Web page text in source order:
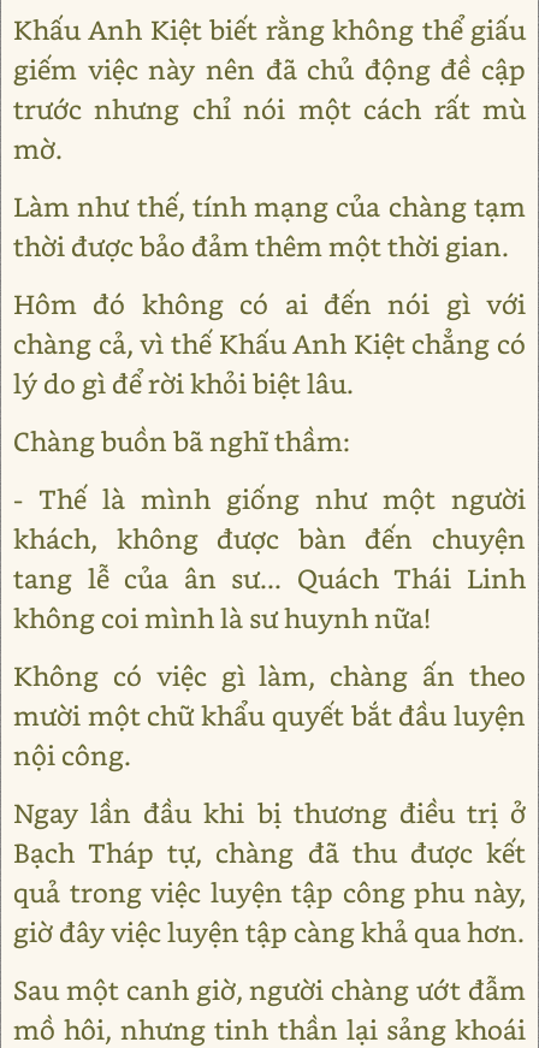
Khấu Anh Kiệt biết rằng không thể giấu
giếm việc này nên đã chủ động đề cập
trước nhưng chỉ nói một cách rất mù
mờ.
Làm như thế, tính mạng của chàng tạm
thời được bảo đảm thêm một thời gian.
Hôm đó không có ai đến nói gì với
chàng cả, vì thế Khấu Anh Kiệt chẳng có
lý do gì để rời khỏi biệt lâu.
Chàng buồn bã nghĩ thầm:
- Thế là mình giống như một người
khách, không được bàn đến chuyện
tang lễ của ân sư... Quách Thái Linh
không coi mình là sư huynh nữa!
Không có việc gì làm, chàng ấn theo
mười một chữ khẩu quyết bắt đầu luyện
nội công.
Ngay lần đầu khi bị thương điều trị ở
Bạch Tháp tự, chàng đã thu được kết
quả trong việc luyện tập công phu này,
giờ đây việc luyện tập càng khả qua hơn.
Sau một canh giờ, người chàng ướt đẫm
mồ hôi, nhưng tinh thần lại sảng khoái